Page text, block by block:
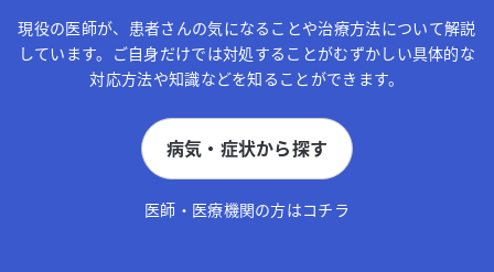
現役の医師が、患者さんの気になることや治療方法について解説
しています。ご自身だけでは対処することがむずかしい具体的な
対応方法や知識などを知ることができます。
病気・症状から探す
医師・医療機関の方はコチラ